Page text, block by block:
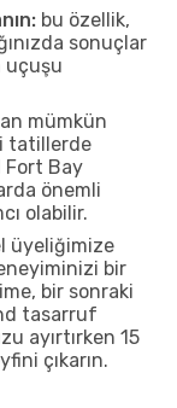
bu özellik,
sonuçlar
uçuşu
mümkün
tatillerde
Fort Bay
önemli
olabilir.
üyeliğimize
bir
bir sonraki
tasarruf
ayırtırken 15
çıkarın.